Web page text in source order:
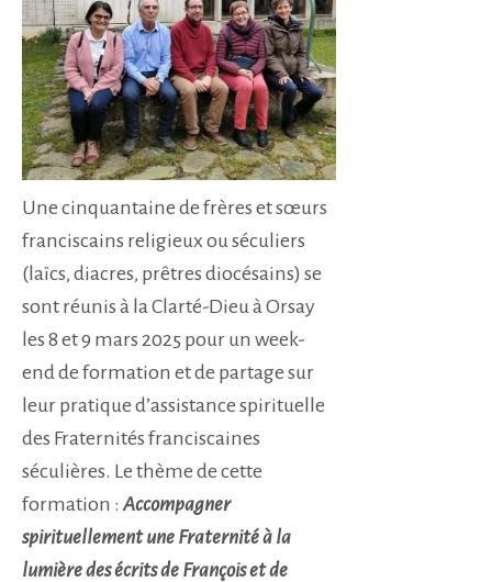
Une cinquantaine de frères et sœurs
franciscains religieux ou séculiers
(laïcs, diacres, prêtres diocésains) se
sont réunis à la Clarté-Dieu à Orsay
les 8 et 9 mars 2025 pour un week-
end de formation et de partage sur
leur pratique d’assistance spirituelle
des Fraternités franciscaines
séculières. Le thème de cette
formation : Accompagner
spirituellement une Fraternité à la
lumière des écrits de François et de